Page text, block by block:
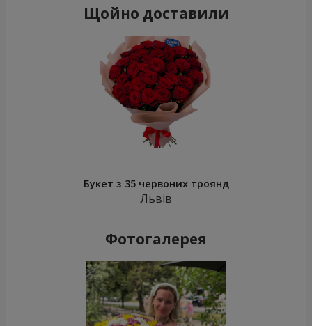
Щойно доставили
Букет з 35 червоних троянд
Львів
Фотогалерея